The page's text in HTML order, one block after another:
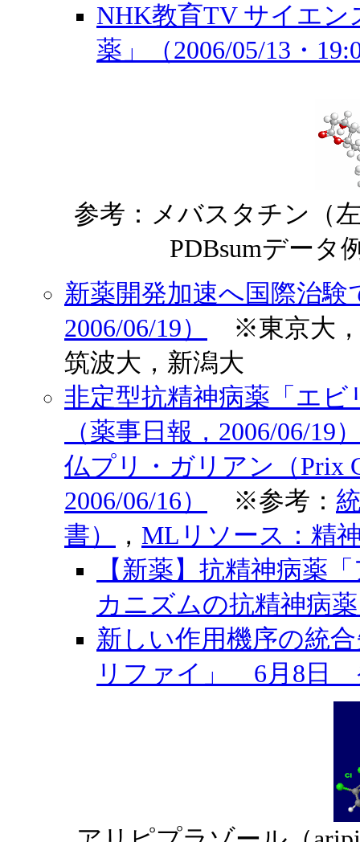
NHK教育TV サイエ
薬」（2006/05/13・
参考：メバスタチン（
PDBsumデータ
新薬開発加速へ国際治
2006/06/19）
※東京大，
筑波大，新潟大
非定型抗精神病薬「エ
（薬事日報，2006/06/19
仏プリ・ガリアン（Prix
2006/06/16）
※参考：
書）
， MLリソース：精
【新薬】抗精神病薬
カニズムの抗精神病
新しい作用機序の統
リファイ」 6月8日